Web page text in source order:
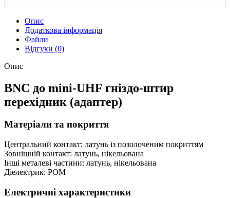
Опис
Додаткова інформація
Файли
Відгуки (0)
Опис
BNC до mini-UHF гніздо-штир
перехідник (адаптер)
Матеріали та покриття
Центральний контакт: латунь із позолоченим покриттям
Зовнішній контакт: латунь, нікельована
Інші металеві частини: латунь, нікельована
Діелектрик: POM
Електричні характеристики